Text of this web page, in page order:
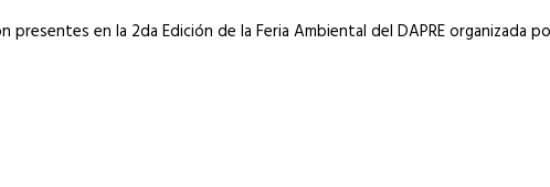
presentes en la 2da Edición de la Feria Ambiental del DAPRE organizada